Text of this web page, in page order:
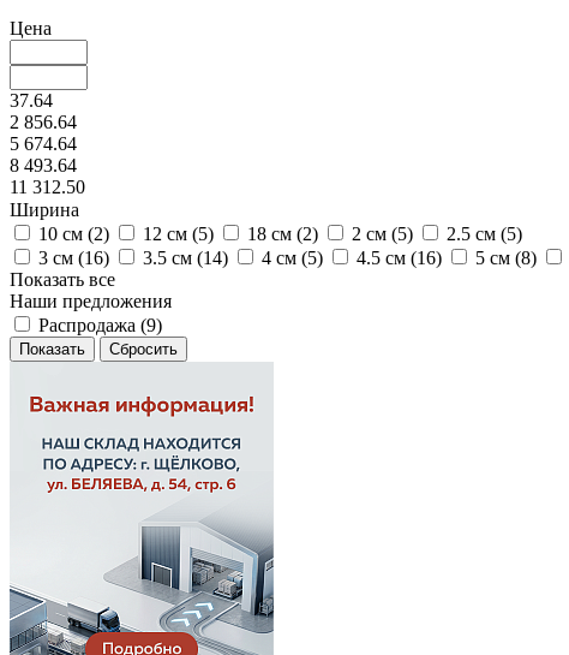
Цена
37.64
2 856.64
5 674.64
8 493.64
11 312.50
Ширина
10 см (2) 12 см (5) 18 см (2) 2 см (5) 2.5 см (5)
3 см (16) 3.5 см (14) 4 см (5) 4.5 см (16) 5 см (8)
Показать все
Наши предложения
Распродажа (9)
Сбросить